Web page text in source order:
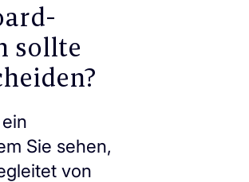
sollte
Sie sehen,
von